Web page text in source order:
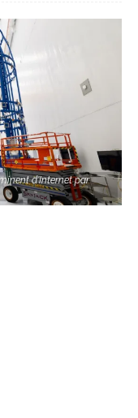
d'Internet par